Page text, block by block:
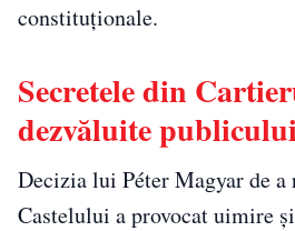
constituționale.
Secretele din
dezvăluite publicului
Decizia lui Péter Magyar de
Castelului a provocat uimire